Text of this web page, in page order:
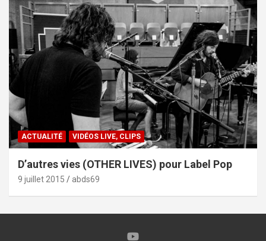
ACTUALITÉ VIDÉOS LIVE, CLIPS
D’autres vies (OTHER LIVES) pour Label Pop
9 juillet 2015 abds69